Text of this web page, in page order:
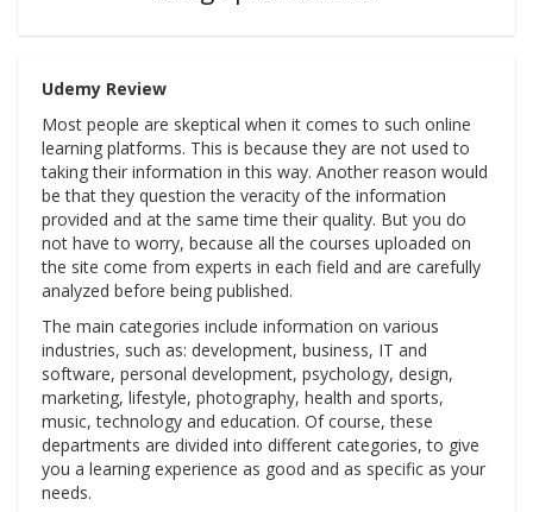
Udemy Review
Most people are skeptical when it comes to such online
learning platforms. This is because they are not used to
taking their information in this way. Another reason would
be that they question the veracity of the information
provided and at the same time their quality. But you do
not have to worry, because all the courses uploaded on
the site come from experts in each field and are carefully
analyzed before being published.
The main categories include information on various
industries, such as: development, business, IT and
software, personal development, psychology, design,
marketing, lifestyle, photography, health and sports,
music, technology and education. Of course, these
departments are divided into different categories, to give
you a learning experience as good and as specific as your
needs.